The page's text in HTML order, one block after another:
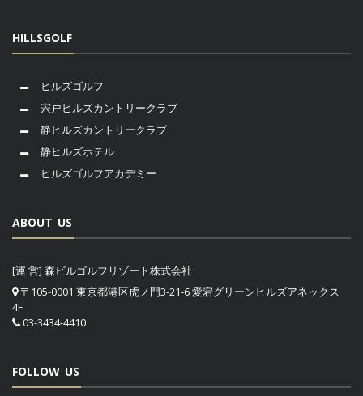
HILLSGOLF
ヒルズゴルフ
宍戸ヒルズカントリークラブ
静ヒルズカントリークラブ
静ヒルズホテル
ヒルズゴルフアカデミー
ABOUT US
[運 営] 森ビルゴルフリゾート株式会社
〒105-0001 東京都港区虎ノ門3-21-6 愛宕グリーンヒルズアネックス
4F
03-3434-4410
FOLLOW US